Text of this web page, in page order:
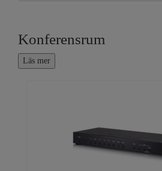
Konferensrum